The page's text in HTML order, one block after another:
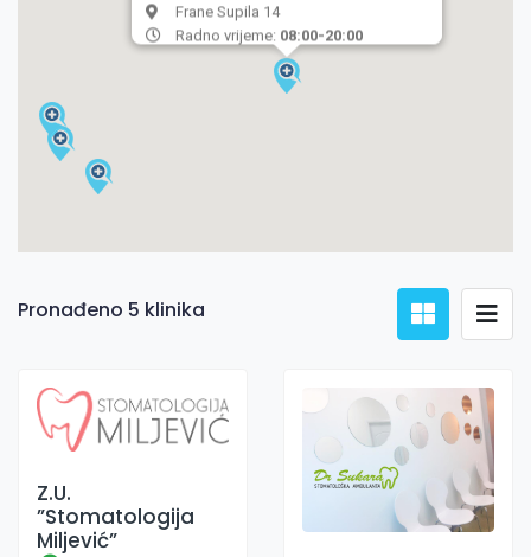
Pronađeno 5 klinika
Z.U.
”Stomatologija
Miljević”
Frane Supila 14
Radno vrijeme: 08:00-20:00